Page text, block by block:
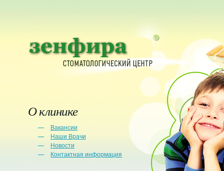
О клинике
Вакансии
Наши Врачи
Новости
Контактная информация